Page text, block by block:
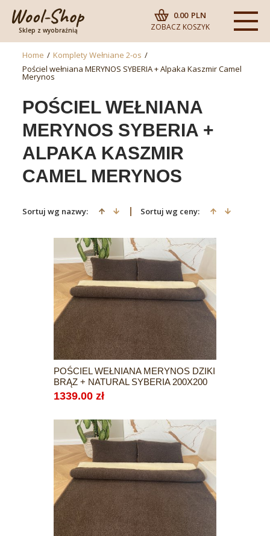
Sklep z wyobraźnią
0.00 PLN
ZOBACZ KOSZYK
Home / Komplety Wełniane 2-os /
Pościel wełniana MERYNOS SYBERIA + Alpaka Kaszmir Camel
Merynos
POŚCIEL WEŁNIANA
MERYNOS SYBERIA +
ALPAKA KASZMIR
CAMEL MERYNOS
Sortuj wg nazwy: Sortuj wg ceny:
POŚCIEL WEŁNIANA MERYNOS DZIKI
BRĄZ + NATURAL SYBERIA 200X200
1339.00 zł